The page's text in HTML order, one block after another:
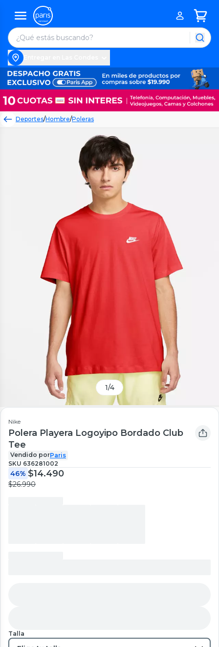
Deportes/Hombre/Poleras
1/4
Nike
Polera Playera Logoyipo Bordado Club
Tee
Vendido porParis
SKU 636281002
46% $14.490
$26.990
Talla